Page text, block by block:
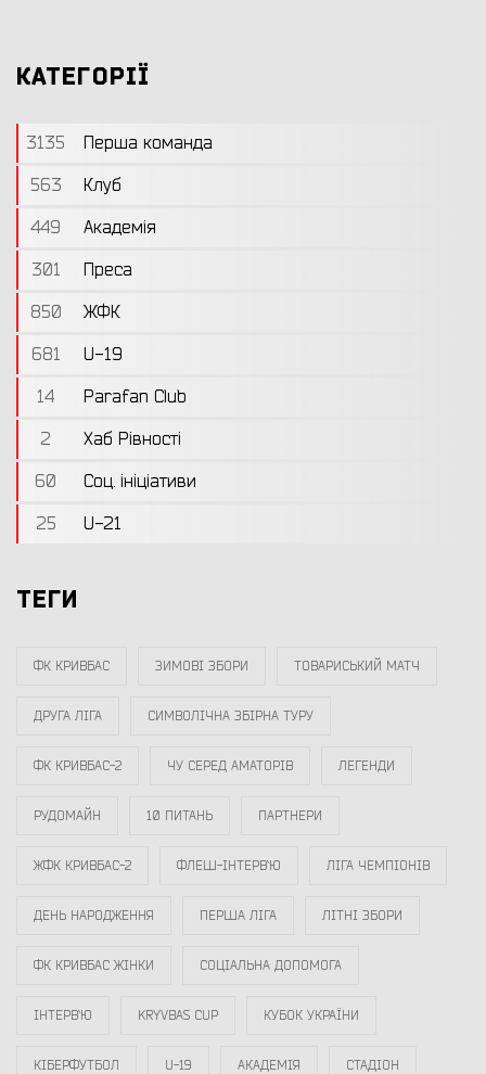
КАТЕГОРІЇ
3135
Перша команда
563
Клуб
449
Академія
301
Преса
850
ЖФК
681
U-19
14
Parafan Club
2
Хаб Рівності
60
Соц. ініціативи
25
U-21
ТЕГИ
ФК КРИВБАС ЗИМОВІ ЗБОРИ ТОВАРИСЬКИЙ МАТЧ
ДРУГА ЛІГА СИМВОЛІЧНА ЗБІРНА ТУРУ
ФК КРИВБАС-2 ЧУ СЕРЕД АМАТОРІВ ЛЕГЕНДИ
РУДОМАЙН 10 ПИТАНЬ ПАРТНЕРИ
ЖФК КРИВБАС-2 ФЛЕШ-ІНТЕРВ`Ю ЛІГА ЧЕМПІОНІВ
ДЕНЬ НАРОДЖЕННЯ ПЕРША ЛІГА ЛІТНІ ЗБОРИ
ФК КРИВБАС ЖІНКИ СОЦІАЛЬНА ДОПОМОГА
ІНТЕРВ`Ю KRYVBAS CUP КУБОК УКРАЇНИ
КІБЕРФУТБОЛ U-19 АКАДЕМІЯ СТАДІОН